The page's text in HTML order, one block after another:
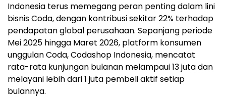
Indonesia terus memegang peran penting dalam lini
bisnis Coda, dengan kontribusi sekitar 22% terhadap
pendapatan global perusahaan. Sepanjang periode
Mei 2025 hingga Maret 2026, platform konsumen
unggulan Coda, Codashop Indonesia, mencatat
rata-rata kunjungan bulanan melampaui 13 juta dan
melayani lebih dari 1 juta pembeli aktif setiap
bulannya.